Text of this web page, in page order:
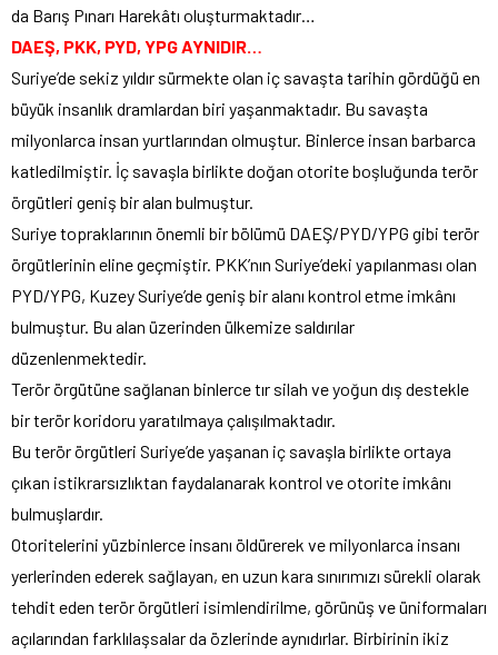
da Barış Pınarı Harekâtı oluşturmaktadır…
DAEŞ, PKK, PYD, YPG AYNIDIR…
Suriye’de sekiz yıldır sürmekte olan iç savaşta tarihin gördüğü en
büyük insanlık dramlardan biri yaşanmaktadır. Bu savaşta
milyonlarca insan yurtlarından olmuştur. Binlerce insan barbarca
katledilmiştir. İç savaşla birlikte doğan otorite boşluğunda terör
örgütleri geniş bir alan bulmuştur.
Suriye topraklarının önemli bir bölümü DAEŞ/PYD/YPG gibi terör
örgütlerinin eline geçmiştir. PKK’nın Suriye’deki yapılanması olan
PYD/YPG, Kuzey Suriye’de geniş bir alanı kontrol etme imkânı
bulmuştur. Bu alan üzerinden ülkemize saldırılar
düzenlenmektedir.
Terör örgütüne sağlanan binlerce tır silah ve yoğun dış destekle
bir terör koridoru yaratılmaya çalışılmaktadır.
Bu terör örgütleri Suriye’de yaşanan iç savaşla birlikte ortaya
çıkan istikrarsızlıktan faydalanarak kontrol ve otorite imkânı
bulmuşlardır.
Otoritelerini yüzbinlerce insanı öldürerek ve milyonlarca insanı
yerlerinden ederek sağlayan, en uzun kara sınırımızı sürekli olarak
tehdit eden terör örgütleri isimlendirilme, görünüş ve üniformaları
açılarından farklılaşsalar da özlerinde aynıdırlar. Birbirinin ikiz